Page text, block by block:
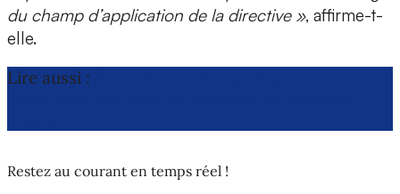
du champ d’application de la directive », affirme-t-
elle.
Lire aussi :
Restez au courant en temps réel !